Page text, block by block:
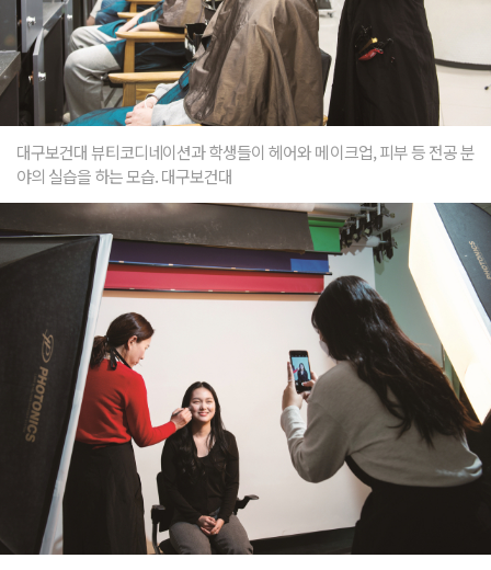
대구보건대 뷰티코디네이션과 학생들이 헤어와 메이크업, 피부 등 전공 분
야의 실습을 하는 모습. 대구보건대